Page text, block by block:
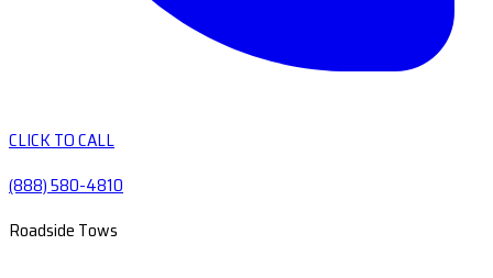
CLICK TO CALL
(888) 580-4810
Roadside Tows